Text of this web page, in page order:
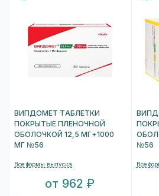
ВИПДОМЕТ ТАБЛЕТКИ
ПОКРЫТЫЕ ПЛЕНОЧНОЙ
ОБОЛОЧКОЙ 12,5 МГ+1000
МГ №56
Все формы выпуска
от 962 ₽
№56
Все